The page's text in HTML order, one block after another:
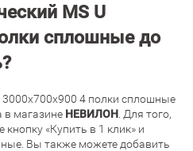
MS U
сплошные до
3000х700х900 4 полки сплошные
в магазине НЕВИЛОН . Для того,
«Купить в 1 клик» и
Вы также можете добавить